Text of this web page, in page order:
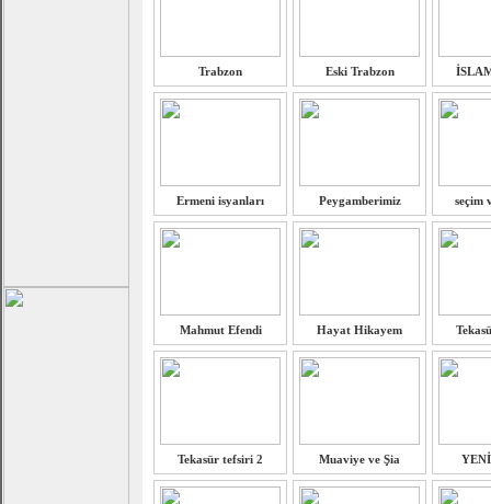
Trabzon Eski Trabzon
Ermeni isyanları Peygamberimiz seçim
Mahmut Efendi Hayat Hikayem
Tekasür tefsiri 2 Muaviye ve Şia